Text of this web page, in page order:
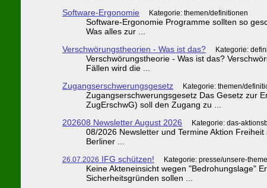
Software-Ergonomie
Kategorie: themen/definitionen
Software-Ergonomie Programme sollten so
Was alles zur ...
Verschwörungstheorien - Was ist das?
Kategorie:
Verschwörungstheorie - Was ist das?
Fällen wird die ...
Zugangserschwerungsgesetz
Kategorie: themen/
Zugangserschwerungsgesetz Das Gesetz zur
ZugErschwG) soll den Zugang zu ...
202608 Newsletter August 2026
Kategorie: das-
08/2026 Newsletter und Termine Aktion
Berliner ...
26.07.2026 IFG schützen! Kategorie: presse/unsere-
Keine Akteneinsicht wegen "Bedrohungslage"
Sicherheitsgründen sollen ...